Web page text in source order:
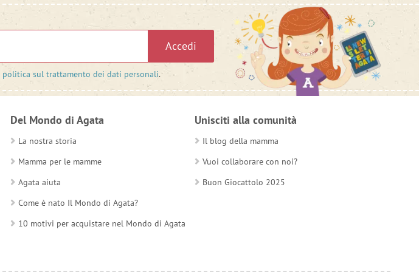
Accedi
politica sul trattamento dei dati personali.
Del Mondo di Agata
La nostra storia
Mamma per le mamme
Agata aiuta
Come è nato Il Mondo di Agata?
10 motivi per acquistare nel Mondo di Agata
Unisciti alla comunità
Il blog della mamma
Vuoi collaborare con noi?
Buon Giocattolo 2025